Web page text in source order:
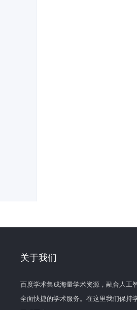
关于我们
百度学术集成海量学术资源，融合人工
全面快捷的学术服务。在这里我们保持